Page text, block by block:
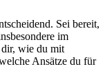
Sei bereit,
im
wie du mit
Ansätze du für